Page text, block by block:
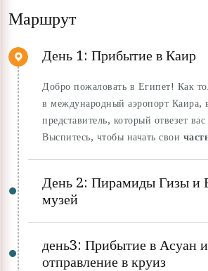
Маршрут
День 1: Прибытие в Каир
Добро пожаловать в Египет! Как
в международный аэропорт Каира,
представитель, который отвезет вас
Выспитесь, чтобы начать свои
День 2: Пирамиды Гизы и
музей
день3: Прибытие в Асуан и
отправление в круиз